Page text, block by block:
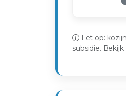
Let op:
subsidie. Bekijk